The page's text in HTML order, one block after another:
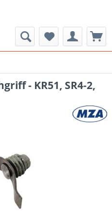
- KR51, SR4-2,